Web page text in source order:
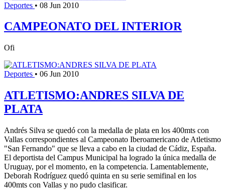
Deportes • 08 Jun 2010
CAMPEONATO DEL INTERIOR
Ofi
Deportes • 06 Jun 2010
ATLETISMO:ANDRES SILVA DE
PLATA
Andrés Silva se quedó con la medalla de plata en los 400mts con
Vallas correspondientes al Campeonato Iberoamericano de Atletismo
"San Fernando" que se lleva a cabo en la ciudad de Cádiz, España.
El deportista del Campus Municipal ha logrado la única medalla de
Uruguay, por el momento, en la competencia. Lamentablemente,
Deborah Rodríguez quedó quinta en su serie semifinal en los
400mts con Vallas y no pudo clasificar.